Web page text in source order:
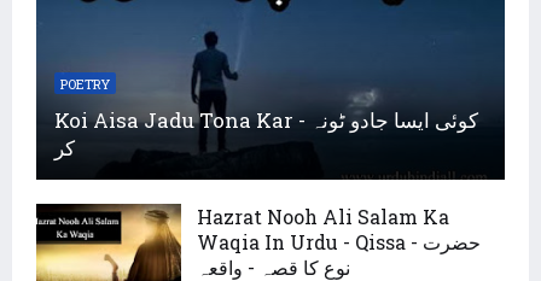
POETRY
Koi Aisa Jadu Tona Kar - کوئی ایسا جادو ٹونہ
کر
Hazrat Nooh Ali Salam Ka
Waqia In Urdu - Qissa - حضرت
نوع کا قصہ - واقعہ